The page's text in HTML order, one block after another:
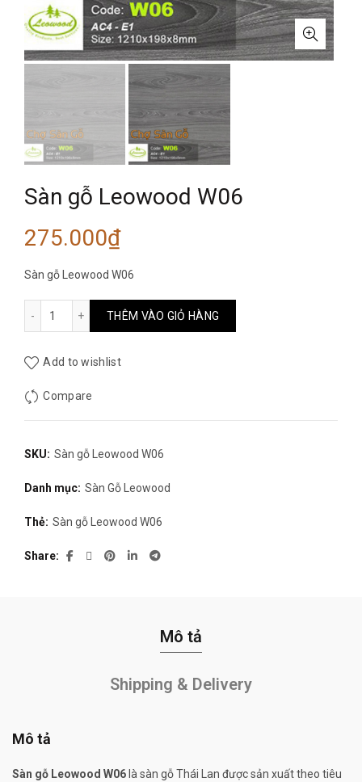
Sàn gỗ Leowood W06
275.000₫
Sàn gỗ Leowood W06
Sàn gỗ Leowood W06 số lượng
THÊM VÀO GIỎ HÀNG
Add to wishlist
Compare
SKU: Sàn gỗ Leowood W06
Danh mục: Sàn Gỗ Leowood
Thẻ: Sàn gỗ Leowood W06
Share
Mô tả
Shipping & Delivery
Mô tả
Sàn gỗ Leowood W06 là sàn gỗ Thái Lan được sản xuất theo tiêu